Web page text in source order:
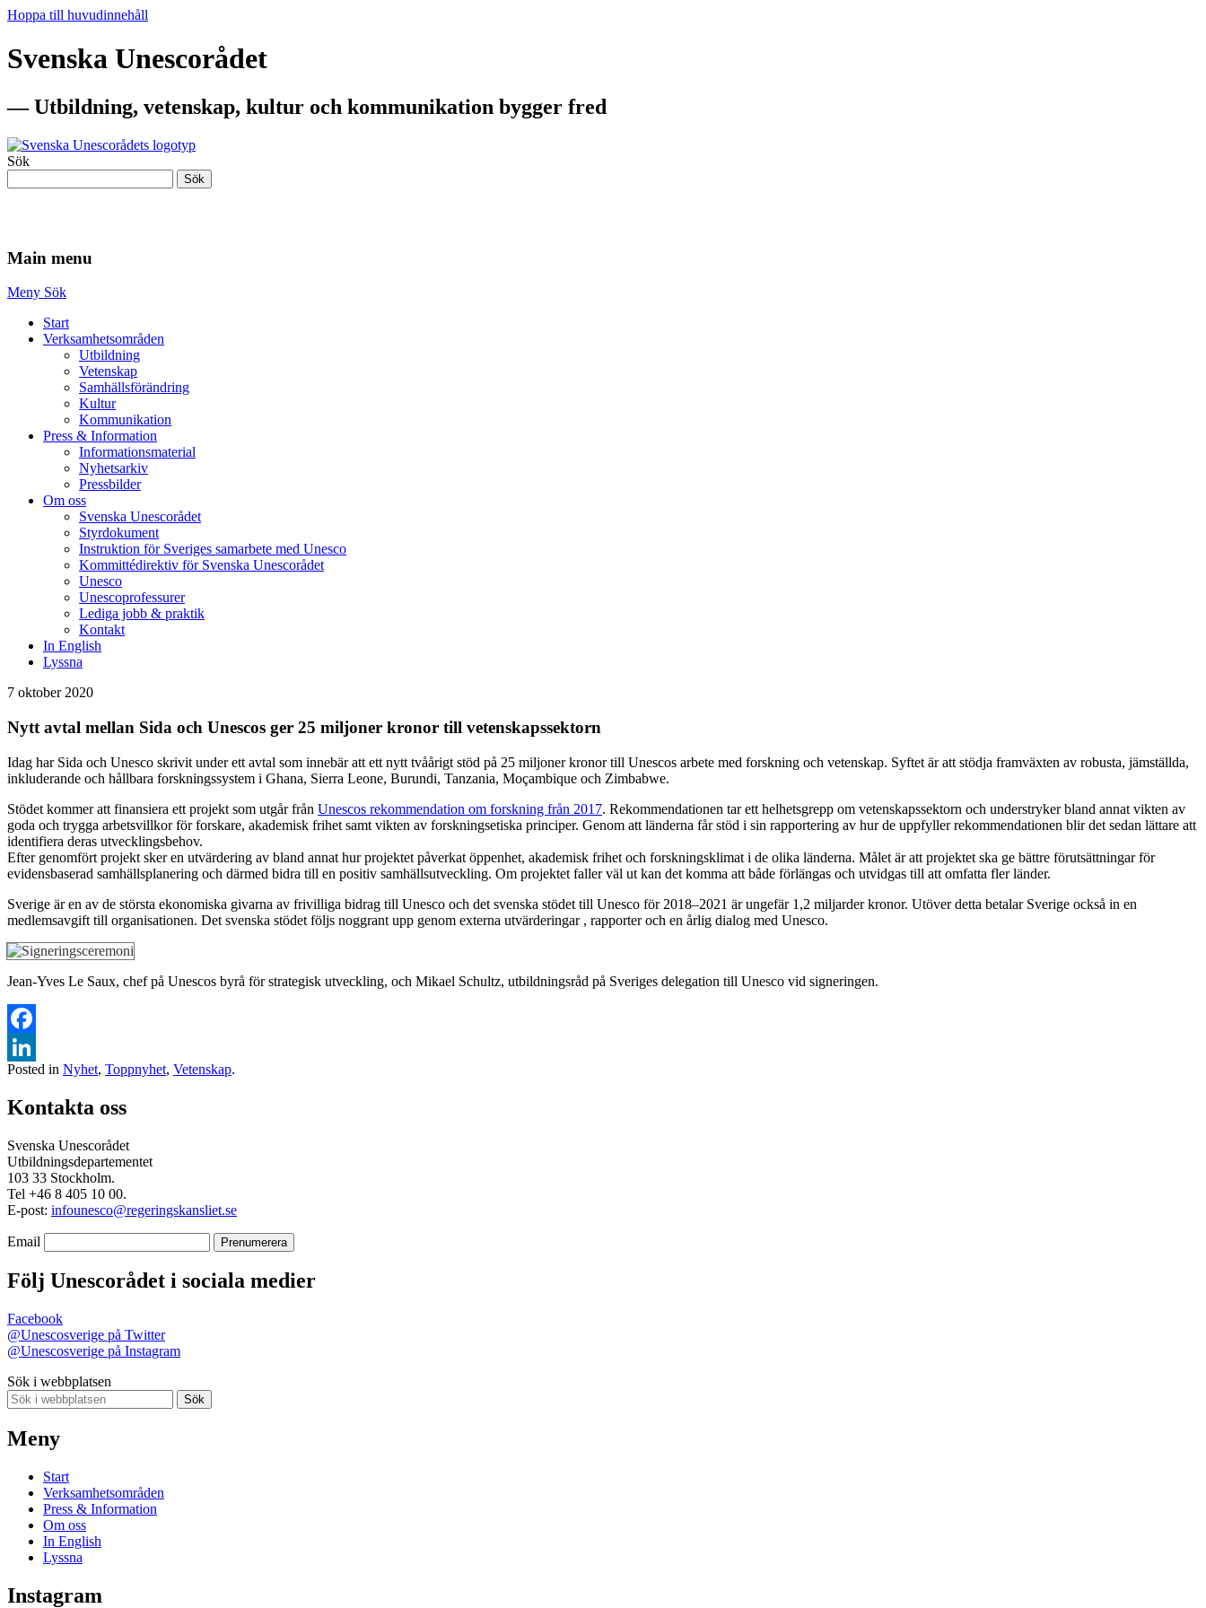
Hoppa till huvudinnehåll
Svenska Unescorådet
— Utbildning, vetenskap, kultur och kommunikation bygger fred
Sök
Sök
Main menu
Meny Sök
Start
Verksamhetsområden
Utbildning
Vetenskap
Samhällsförändring
Kultur
Kommunikation
Press & Information
Informationsmaterial
Nyhetsarkiv
Pressbilder
Om oss
Svenska Unescorådet
Styrdokument
Instruktion för Sveriges samarbete med Unesco
Kommittédirektiv för Svenska Unescorådet
Unesco
Unescoprofessurer
Lediga jobb & praktik
Kontakt
In English
Lyssna
7 oktober 2020
Nytt avtal mellan Sida och Unescos ger 25 miljoner kronor till vetenskapssektorn
Idag har Sida och Unesco skrivit under ett avtal som innebär att ett nytt tvåårigt stöd på 25 miljoner kronor till Unescos arbete med forskning och vetenskap. Syftet är att stödja framväxten av robusta, jämställda,
inkluderande och hållbara forskningssystem i Ghana, Sierra Leone, Burundi, Tanzania, Moçambique och Zimbabwe.
Stödet kommer att finansiera ett projekt som utgår från Unescos rekommendation om forskning från 2017. Rekommendationen tar ett helhetsgrepp om vetenskapssektorn och understryker bland annat vikten av
goda och trygga arbetsvillkor för forskare, akademisk frihet samt vikten av forskningsetiska principer. Genom att länderna får stöd i sin rapportering av hur de uppfyller rekommendationen blir det sedan lättare att
identifiera deras utvecklingsbehov.
Efter genomfört projekt sker en utvärdering av bland annat hur projektet påverkat öppenhet, akademisk frihet och forskningsklimat i de olika länderna. Målet är att projektet ska ge bättre förutsättningar för
evidensbaserad samhällsplanering och därmed bidra till en positiv samhällsutveckling. Om projektet faller väl ut kan det komma att både förlängas och utvidgas till att omfatta fler länder.
Sverige är en av de största ekonomiska givarna av frivilliga bidrag till Unesco och det svenska stödet till Unesco för 2018–2021 är ungefär 1,2 miljarder kronor. Utöver detta betalar Sverige också in en
medlemsavgift till organisationen. Det svenska stödet följs noggrant upp genom externa utvärderingar , rapporter och en årlig dialog med Unesco.
Jean-Yves Le Saux, chef på Unescos byrå för strategisk utveckling, och Mikael Schultz, utbildningsråd på Sveriges delegation till Unesco vid signeringen.
Facebook
LinkedIn
Posted in Nyhet, Toppnyhet, Vetenskap.
Kontakta oss
Svenska Unescorådet
Utbildningsdepartementet
103 33 Stockholm.
Tel +46 8 405 10 00.
E-post: infounesco@regeringskansliet.se
Email
Följ Unescorådet i sociala medier
Facebook
@Unescosverige på Twitter
@Unescosverige på Instagram
Sök i webbplatsen
Sök
Meny
Start
Verksamhetsområden
Press & Information
Om oss
In English
Lyssna
Instagram